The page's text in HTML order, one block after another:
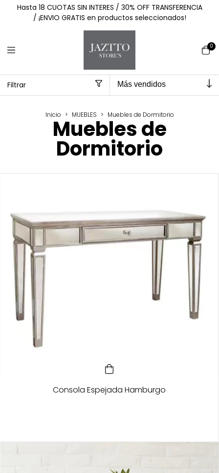
Hasta 18 CUOTAS SIN INTERES / 30% OFF TRANSFERENCIA
/ ¡ENVIO GRATIS en productos seleccionados!
0
Filtrar
Inicio > MUEBLES > Muebles de Dormitorio
Muebles de
Dormitorio
Consola Espejada Hamburgo